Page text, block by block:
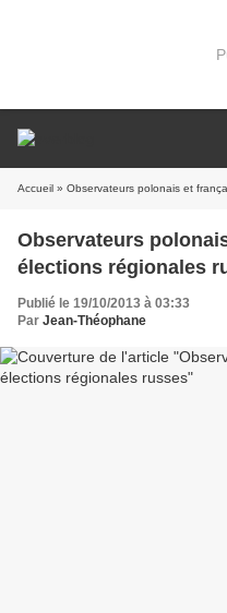
Accueil » Observateurs polonais et
Observateurs
élections régionales
Publié le 19/10/2013 à 03:33
Par Jean-Théophane